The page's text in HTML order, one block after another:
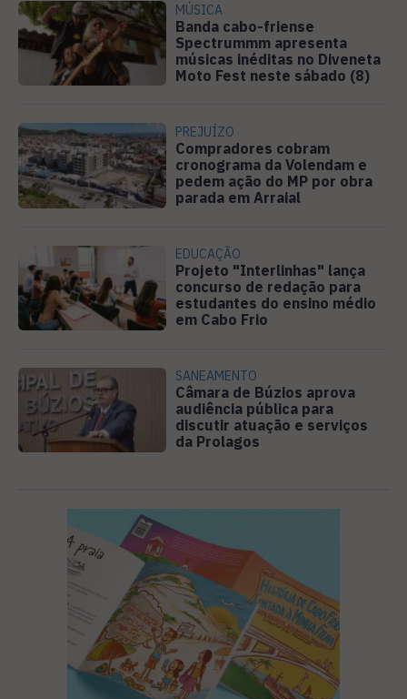
MÚSICA
Banda cabo-friense
Spectrummm apresenta
músicas inéditas no Diveneta
Moto Fest neste sábado (8)
PREJUÍZO
Compradores cobram
cronograma da Volendam e
pedem ação do MP por obra
parada em Arraial
EDUCAÇÃO
Projeto "Interlinhas" lança
concurso de redação para
estudantes do ensino médio
em Cabo Frio
SANEAMENTO
Câmara de Búzios aprova
audiência pública para
discutir atuação e serviços
da Prolagos